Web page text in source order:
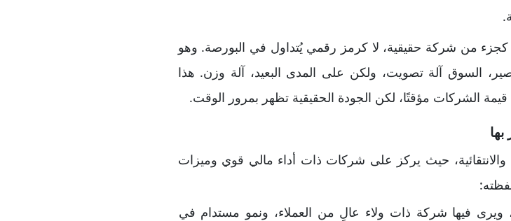
من شركة حقيقية، لا كرمز رقمي يُتداول في البورصة. وهو
السوق آلة تصويت، ولكن على المدى البعيد، آلة وزن. هذا
الشركات مؤقتًا، لكن الجودة الحقيقية تظهر بمرور الوقت.
والانتقائية، حيث يركز على شركات ذات أداء مالي قوي وميزات
فيها شركة ذات ولاء عالٍ من العملاء، ونمو مستدام في